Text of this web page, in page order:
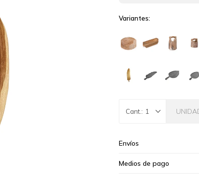
Variantes:
1
Envíos
Medios de pago